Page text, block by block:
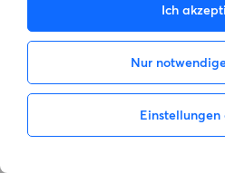
Ich
Nur
Einstellungen